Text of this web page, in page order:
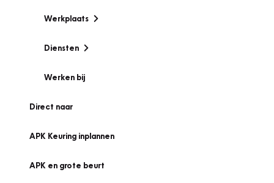
Werkplaats
Diensten
Werken bij
Direct naar
APK Keuring inplannen
APK en grote beurt